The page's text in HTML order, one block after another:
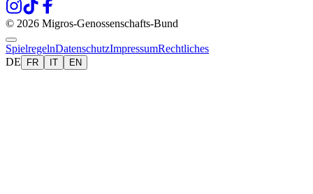
© 2026 Migros-Genossenschafts-Bund
SpielregelnDatenschutzImpressumRechtliches
DE
FR IT EN